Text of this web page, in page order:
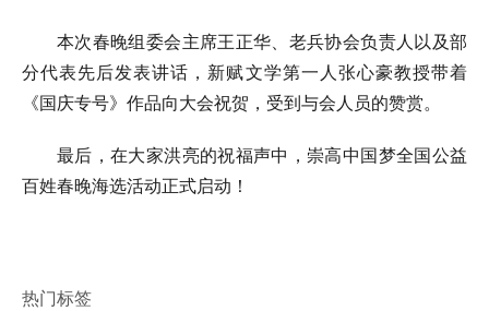
本次春晚组委会主席王正华、老兵协会负责人以及部
分代表先后发表讲话，新赋文学第一人张心豪教授带着
《国庆专号》作品向大会祝贺，受到与会人员的赞赏。
最后，在大家洪亮的祝福声中，崇高中国梦全国公益
百姓春晚海选活动正式启动！
热门标签